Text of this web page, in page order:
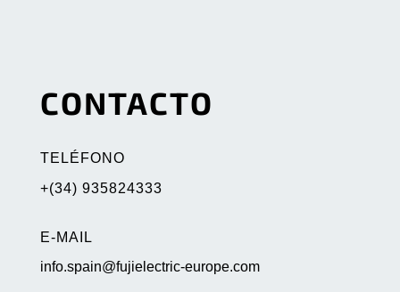
CONTACTO
TELÉFONO
+(34) 935824333
E-MAIL
info.spain@fujielectric-europe.com